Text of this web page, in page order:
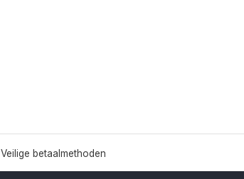
Veilige betaalmethoden